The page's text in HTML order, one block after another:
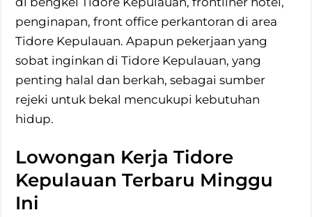
penginapan, front office perkantoran di area
Tidore Kepulauan. Apapun pekerjaan yang
sobat inginkan di Tidore Kepulauan, yang
penting halal dan berkah, sebagai sumber
rejeki untuk bekal mencukupi kebutuhan
hidup.
Lowongan Kerja Tidore
Kepulauan Terbaru Minggu
Ini